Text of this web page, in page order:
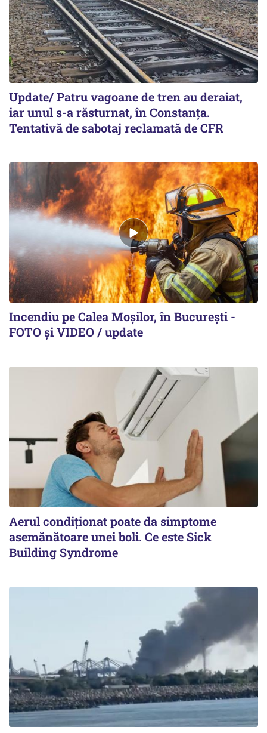
Update/ Patru vagoane de tren au deraiat,
iar unul s-a răsturnat, în Constanţa.
Tentativă de sabotaj reclamată de CFR
Incendiu pe Calea Moşilor, în Bucureşti -
FOTO şi VIDEO / update
Aerul condiționat poate da simptome
asemănătoare unei boli. Ce este Sick
Building Syndrome